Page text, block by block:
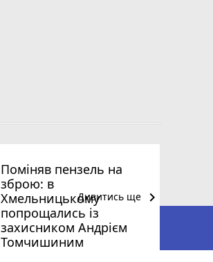
Поміняв пензель на
зброю: в
Хмельницькому
попрощались із
захисником Андрієм
Томчишиним
Дивитись ще keyboard_arrow_right